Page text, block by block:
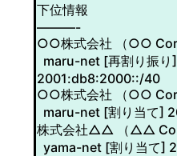
下位情報
———-
○○株式会社 （○○
maru-net [再割り振り]
2001:db8:2000::/40
○○株式会社 （○○
maru-net [割り当て]
株式会社△△ （△△
yama-net [割り当て]